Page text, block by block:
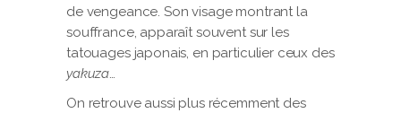
de vengeance. Son visage montrant la
souffrance, apparaît souvent sur les
tatouages japonais, en particulier ceux des
yakuza…
On retrouve aussi plus récemment des